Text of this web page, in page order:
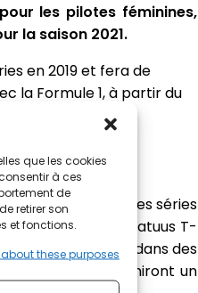
que les cookies
à ces
de
retirer son
et fonctions.
these purposes
les pilotes féminines,
la saison 2021.
en 2019 et fera de
la Formule 1, à partir du
de nombreuses séries
Les voitures Tatuus T-
des pneus Z217 dans des
de Hankook fourniront un